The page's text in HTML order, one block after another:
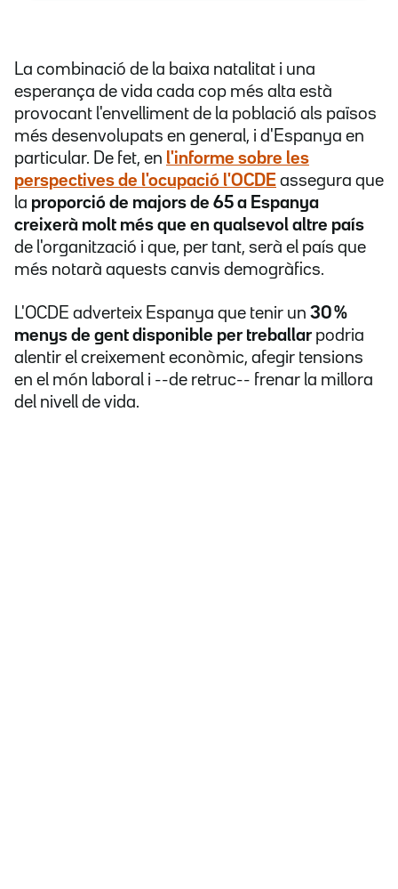
La combinació de la baixa natalitat i una
esperança de vida cada cop més alta està
provocant l'envelliment de la població als països
més desenvolupats en general, i d'Espanya en
particular. De fet, en l'informe sobre les
perspectives de l'ocupació l'OCDE assegura que
la proporció de majors de 65 a Espanya
creixerà molt més que en qualsevol altre país
de l'organització i que, per tant, serà el país que
més notarà aquests canvis demogràfics.
L'OCDE adverteix Espanya que tenir un 30 %
menys de gent disponible per treballar podria
alentir el creixement econòmic, afegir tensions
en el món laboral i --de retruc-- frenar la millora
del nivell de vida.